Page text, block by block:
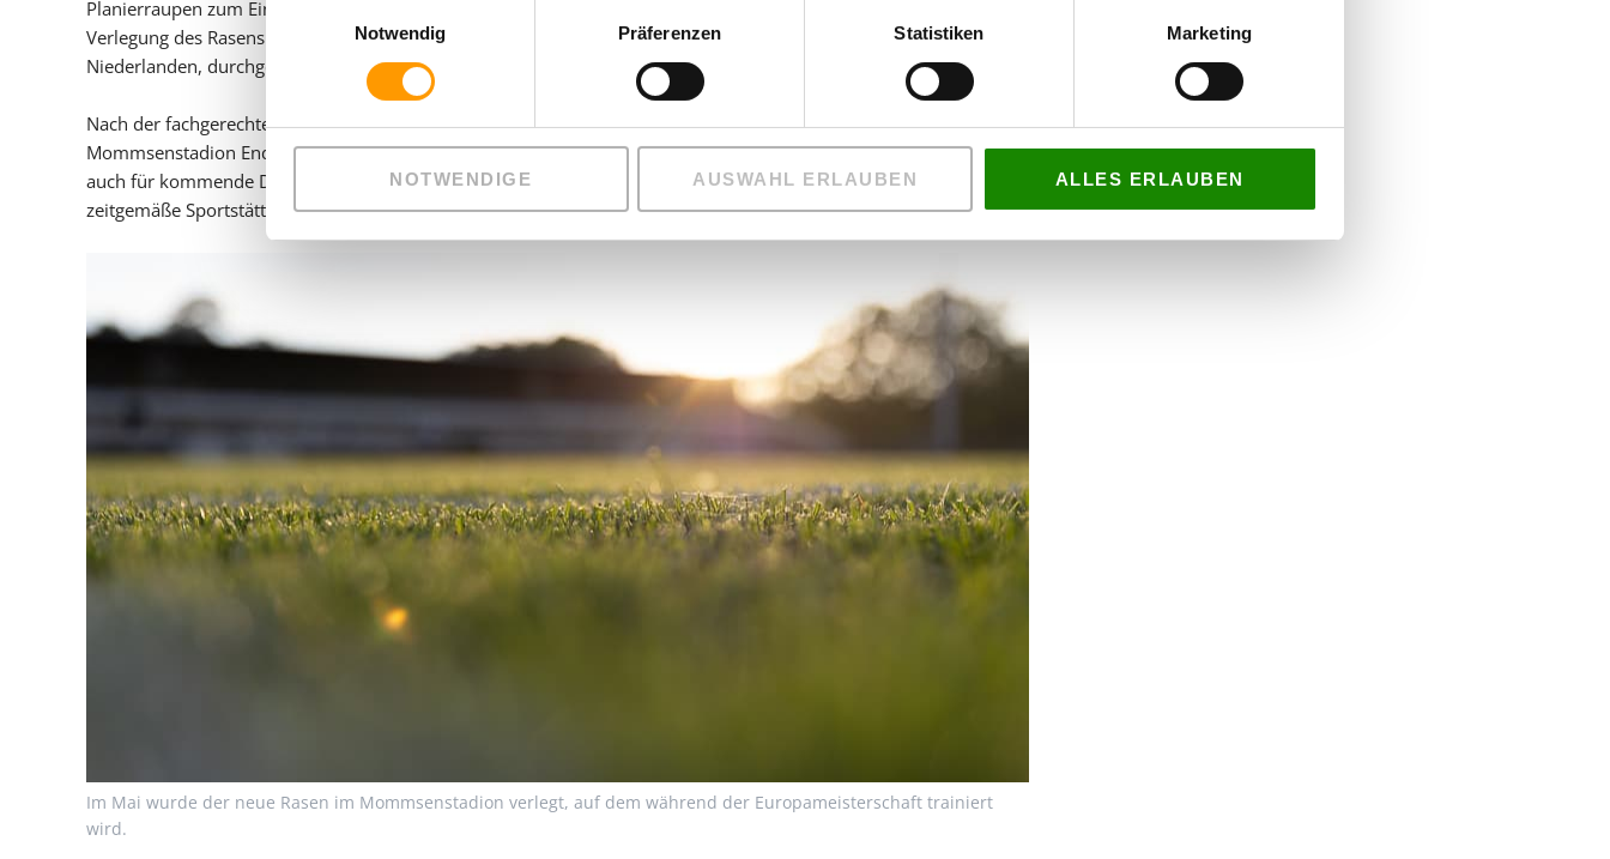
Einwilligungsauswahl
Notwendig
Präferenzen Statistiken Marketing
NOTWENDIGE AUSWAHL ERLAUBEN ALLES ERLAUBEN
Planierraupen zum Einsatz, um das Spielfeld mit einer Größe von 105 x 68 Metern perfekt vorzubereiten. Die
Verlegung des Rasens wurde dann innerhalb weniger Tage von Hendriks Graszoden, unserem Partner aus den
Niederlanden, durchgeführt. Anfang Mai erstrahlte das Stadion wieder in sattgrünem Glanz.
Nach der fachgerechten Einpflege des Naturrasens und der abschließenden Linierung wurde das
Mommsenstadion Ende Mai an die Stadt übergeben. Bereit, um sowohl während der Europameisterschaft als
auch für kommende Drittligaspiele Spitzenleistungen zu bieten, ist das Mommsenstadion nun eine moderne und
zeitgemäße Sportstätte, die die Tradition des Fußballs in Berlin fortführt.
Im Mai wurde der neue Rasen im Mommsenstadion verlegt, auf dem während der Europameisterschaft trainiert
wird.